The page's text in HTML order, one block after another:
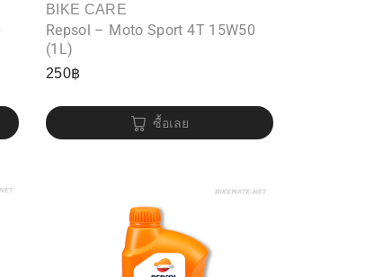
BIKE CARE
Repsol – Moto Sport 4T 15W50
(1L)
250฿
ซื้อเลย